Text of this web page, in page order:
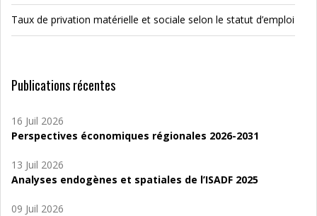
Taux de privation matérielle et sociale selon le statut d’emploi
Publications récentes
16 Juil 2026
Perspectives économiques régionales 2026-2031
13 Juil 2026
Analyses endogènes et spatiales de l’ISADF 2025
09 Juil 2026